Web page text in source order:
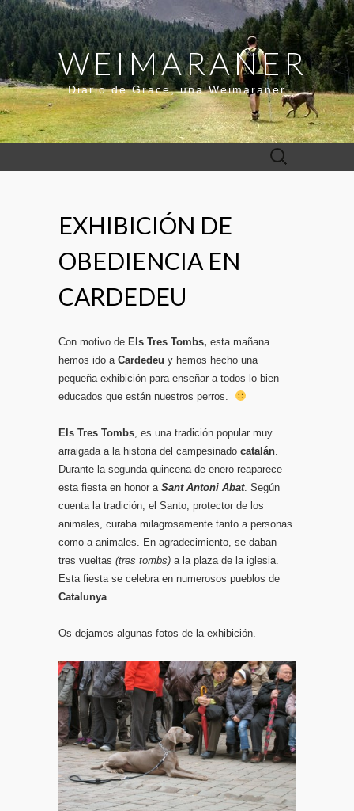
WEIMARANER
Diario de Grace, una Weimaraner
Buscar:
EXHIBICIÓN DE
OBEDIENCIA EN
CARDEDEU
Con motivo de Els Tres Tombs, esta mañana
hemos ido a Cardedeu y hemos hecho una
pequeña exhibición para enseñar a todos lo bien
educados que están nuestros perros.
Els Tres Tombs, es una tradición popular muy
arraigada a la historia del campesinado catalán.
Durante la segunda quincena de enero reaparece
esta fiesta en honor a Sant Antoni Abat. Según
cuenta la tradición, el Santo, protector de los
animales, curaba milagrosamente tanto a personas
como a animales. En agradecimiento, se daban
tres vueltas (tres tombs) a la plaza de la iglesia.
Esta fiesta se celebra en numerosos pueblos de
Catalunya.
Os dejamos algunas fotos de la exhibición.